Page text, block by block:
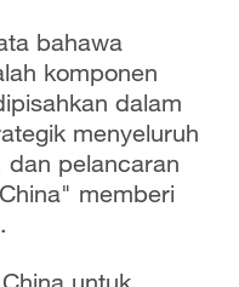
bahawa
komponen
dalam
menyeluruh
dan pelancaran
memberi